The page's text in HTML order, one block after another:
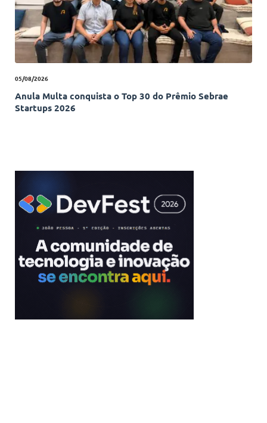
05/08/2026
Anula Multa conquista o Top 30 do Prêmio Sebrae
Startups 2026